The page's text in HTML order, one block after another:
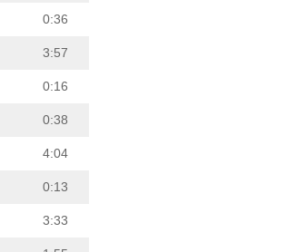
0:36
3:57
0:16
0:38
4:04
0:13
3:33